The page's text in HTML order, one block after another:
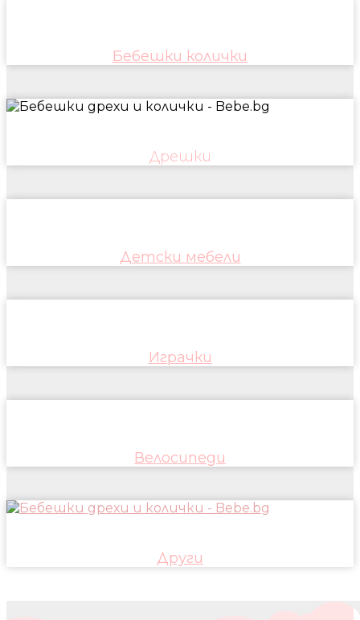
Бебешки колички
Дрешки
Детски мебели
Играчки
Велосипеди
Други